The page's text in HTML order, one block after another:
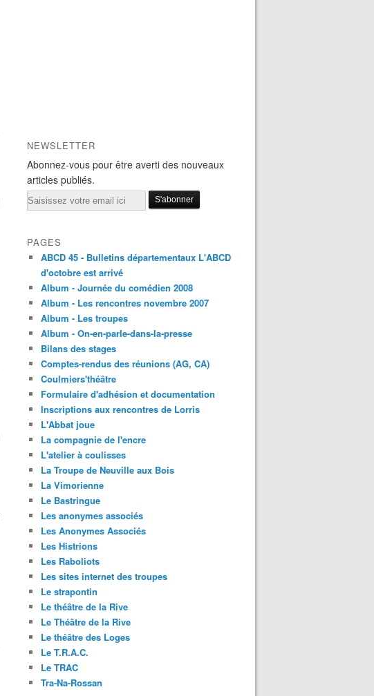
NEWSLETTER
Abonnez-vous pour être averti des nouveaux
articles publiés.
Email
PAGES
ABCD 45 - Bulletins départementaux L'ABCD
d'octobre est arrivé
Album - Journée du comédien 2008
Album - Les rencontres novembre 2007
Album - Les troupes
Album - On-en-parle-dans-la-presse
Bilans des stages
Comptes-rendus des réunions (AG, CA)
Coulmiers'théâtre
Formulaire d'adhésion et documentation
Inscriptions aux rencontres de Lorris
L'Abbat joue
La compagnie de l'encre
L'atelier à coulisses
La Troupe de Neuville aux Bois
La Vimorienne
Le Bastringue
Les anonymes associés
Les Anonymes Associés
Les Histrions
Les Raboliots
Les sites internet des troupes
Le strapontin
Le théâtre de la Rive
Le Théâtre de la Rive
Le théâtre des Loges
Le T.R.A.C.
Le TRAC
Tra-Na-Rossan